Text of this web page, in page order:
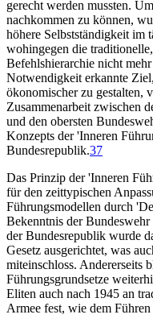
gerecht werden mussten.
nachkommen zu können,
höhere Selbstständigkeit im
wohingegen die
Befehlshierarchie nicht
Notwendigkeit erkannte
ökonomischer zu gestalten,
Zusammenarbeit zwischen
und den obersten
Konzepts der 'Inneren
Bundesrepublik.37
Das Prinzip der 'Inneren
für den zeittypischen
Führungsmodellen durch
Bekenntnis der
der Bundesrepublik wurde
Gesetz ausgerichtet, was
miteinschloss. Andererseits
Führungsgrundsetze
Eliten auch nach 1945 an
Armee fest, wie dem